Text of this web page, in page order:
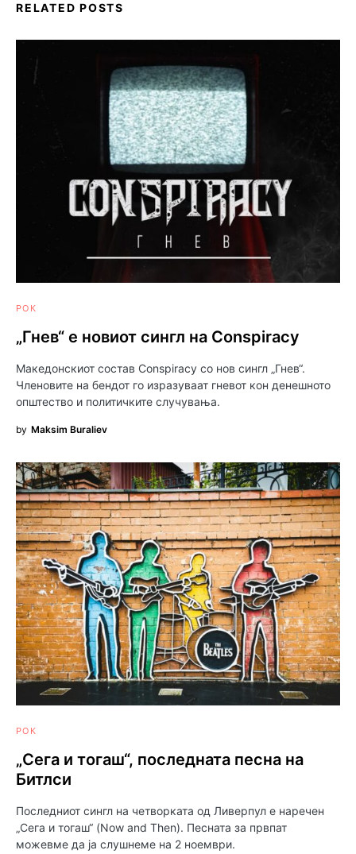
RELATED POSTS
РОК
„Гнев“ е новиот сингл на Conspiracy
Македонскиот состав Conspiracy со нов сингл „Гнев“.
Членовите на бендот го изразуваат гневот кон денешното
општество и политичките случувања.
by Maksim Buraliev
РОК
„Сега и тогаш“, последната песна на
Битлси
Последниот сингл на четворката од Ливерпул е наречен
„Сега и тогаш“ (Now and Then). Песната за првпат
можевме да ја слушнеме на 2 ноември.